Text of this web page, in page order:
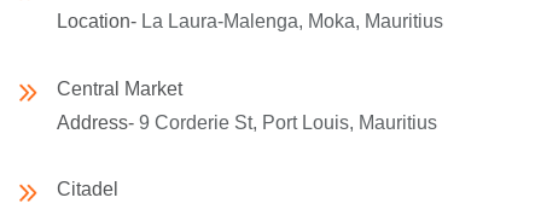
Location- La Laura-Malenga, Moka, Mauritius
Central Market
Address- 9 Corderie St, Port Louis, Mauritius
Citadel